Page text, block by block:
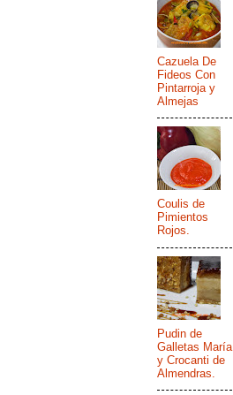
Cazuela De
Fideos Con
Pintarroja y
Almejas
Coulis de
Pimientos
Rojos.
Pudin de
Galletas María
y Crocanti de
Almendras.